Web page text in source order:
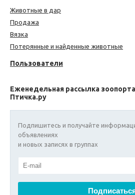
Животные в дар
Продажа
Вязка
Потерянные и найденные животные
Пользователи
Еженедельная рассылка
Птичка.ру
Подпишитесь и получайте
объявлениях
и новых записях в группах